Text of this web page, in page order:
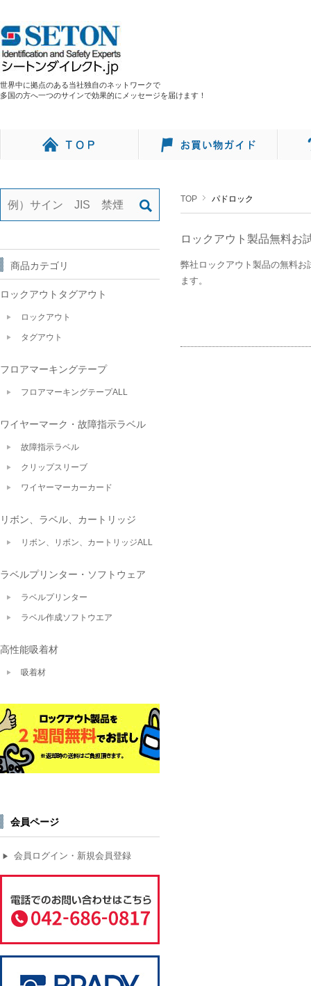
世界中に拠点のある当社独自のネットワークで
多国の方へ一つのサインで効果的にメッセージを届けます！
TOP パドロック
ロックアウト製品無料お
弊社ロックアウト製品の無料
ます。
商品カテゴリ
ロックアウトタグアウト
ロックアウト
タグアウト
フロアマーキングテープ
フロアマーキングテープALL
ワイヤーマーク・故障指示ラベル
故障指示ラベル
クリップスリーブ
ワイヤーマーカーカード
リボン、ラベル、カートリッジ
リボン、リボン、カートリッジALL
ラベルプリンター・ソフトウェア
ラベルプリンター
ラベル作成ソフトウエア
高性能吸着材
吸着材
会員ページ
▶ 会員ログイン・新規会員登録